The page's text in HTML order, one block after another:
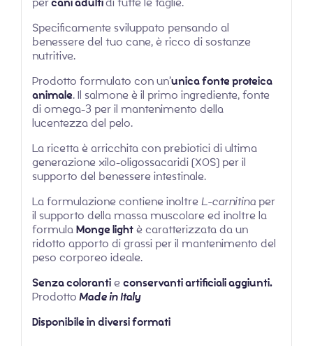
Specificamente sviluppato pensando al
benessere del tuo cane, è ricco di sostanze
nutritive.
Prodotto formulato con un’unica fonte proteica
animale. Il salmone è il primo ingrediente, fonte
di omega-3 per il mantenimento della
lucentezza del pelo.
La ricetta è arricchita con prebiotici di ultima
generazione xilo-oligossacaridi (XOS) per il
supporto del benessere intestinale.
La formulazione contiene inoltre L-carnitinaper
il supporto della massa muscolare ed inoltre la
formulaMonge lightè caratterizzata da un
ridotto apporto di grassi per il mantenimento del
peso corporeo ideale.
Senza colorantie conservanti artificiali aggiunti.
ProdottoMade in Italy
Disponibile in diversi formati